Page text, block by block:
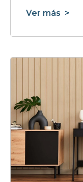
Ver más >